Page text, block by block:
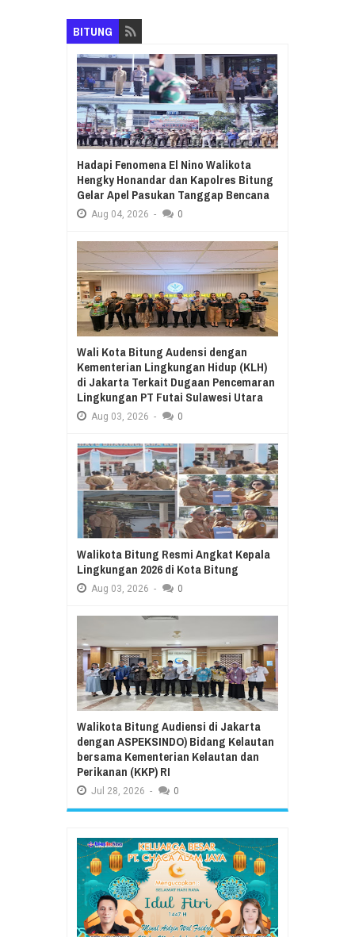
BITUNG
Hadapi Fenomena El Nino Walikota
Hengky Honandar dan Kapolres Bitung
Gelar Apel Pasukan Tanggap Bencana
Aug 04, 2026 - 0
Wali Kota Bitung Audensi dengan
Kementerian Lingkungan Hidup (KLH)
di Jakarta Terkait Dugaan Pencemaran
Lingkungan PT Futai Sulawesi Utara
Aug 03, 2026 - 0
Walikota Bitung Resmi Angkat Kepala
Lingkungan 2026 di Kota Bitung
Aug 03, 2026 - 0
Walikota Bitung Audiensi di Jakarta
dengan ASPEKSINDO) Bidang Kelautan
bersama Kementerian Kelautan dan
Perikanan (KKP) RI
Jul 28, 2026 - 0